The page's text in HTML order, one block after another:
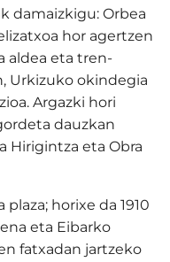
damaizkigu: Orbea
hor agertzen
aldea eta tren-
Urkizuko okindegia
Argazki hori
dauzkan
Hirigintza eta Obra
horixe da 1910
eta Eibarko
fatxadan jartzeko